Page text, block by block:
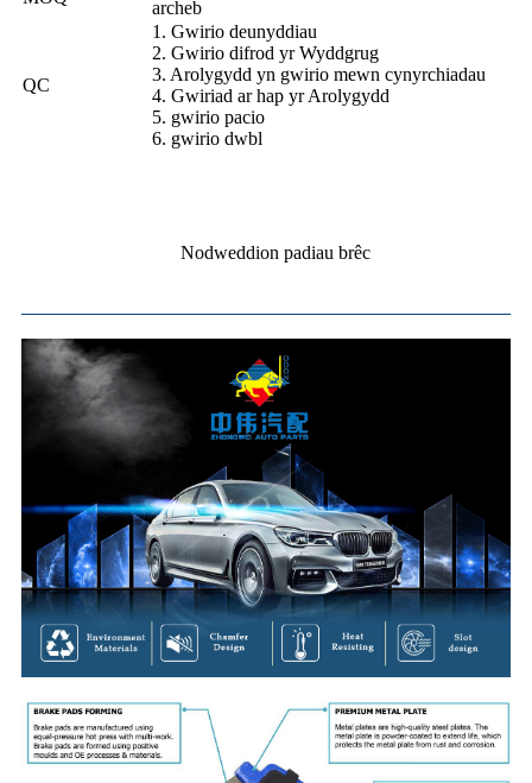
archeb
QC
1. Gwirio deunyddiau
2. Gwirio difrod yr Wyddgrug
3. Arolygydd yn gwirio mewn cynyrchiadau
4. Gwiriad ar hap yr Arolygydd
5. gwirio pacio
6. gwirio dwbl
Nodweddion padiau brêc